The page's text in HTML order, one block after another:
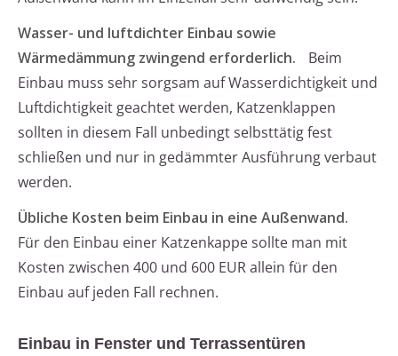
Wasser- und luftdichter Einbau sowie
Wärmedämmung zwingend erforderlich.
Beim
Einbau muss sehr sorgsam auf Wasserdichtigkeit und
Luftdichtigkeit geachtet werden, Katzenklappen
sollten in diesem Fall unbedingt selbsttätig fest
schließen und nur in gedämmter Ausführung verbaut
werden.
Übliche Kosten beim Einbau in eine Außenwand.
Für den Einbau einer Katzenkappe sollte man mit
Kosten zwischen 400 und 600 EUR allein für den
Einbau auf jeden Fall rechnen.
Einbau in Fenster und Terrassentüren